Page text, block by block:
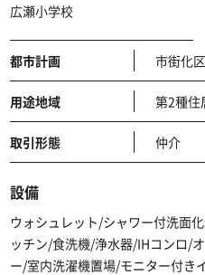
広瀬小学校
都市計画 市街化
用途地域 第2種住
取引形態 仲介
設備
ウォシュレット/シャワー付洗面
ッチン/食洗機/浄水器/IHコンロ/
ー/室内洗濯機置場/モニター付き